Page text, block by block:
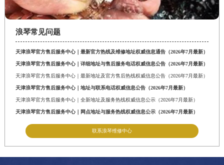
浪琴常见问题
天津浪琴官方售后服务中心｜最新官方热线及维修地址权威信息通告（2026年7月最新）
天津浪琴官方售后服务中心｜详细地址与售后服务电话权威信息公告（2026年7月最新）
天津浪琴官方售后服务中心｜最新地址及官方售后热线权威信息公告（2026年7月最新）
天津浪琴官方售后服务中心｜地址与联系电话权威信息公告（2026年7月最新）
天津浪琴官方售后服务中心｜全新地址及服务热线权威信息公示（2026年7月最新）
天津浪琴官方售后服务中心｜网点地址与服务热线权威信息公示（2026年7月最新）
联系浪琴维修中心